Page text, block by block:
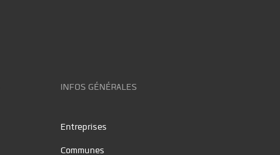
INFOS GÉNÉRALES
Entreprises
Communes